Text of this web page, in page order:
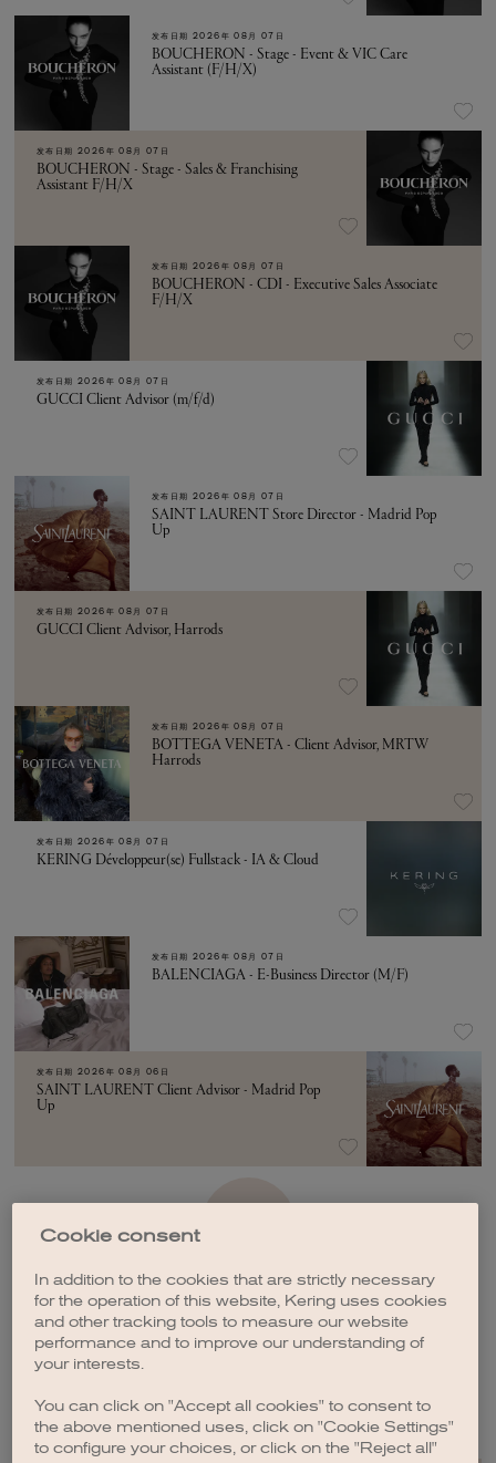
发布日期 2026年 08月 07日
BOUCHERON - Stage - Event & VIC Care
Assistant (F/H/X)
发布日期 2026年 08月 07日
BOUCHERON - Stage - Sales & Franchising
Assistant F/H/X
发布日期 2026年 08月 07日
BOUCHERON - CDI - Executive Sales Associate
F/H/X
发布日期 2026年 08月 07日
GUCCI Client Advisor (m/f/d)
发布日期 2026年 08月 07日
SAINT LAURENT Store Director - Madrid Pop
Up
发布日期 2026年 08月 07日
GUCCI Client Advisor, Harrods
发布日期 2026年 08月 07日
BOTTEGA VENETA - Client Advisor, MRTW
Harrods
发布日期 2026年 08月 07日
KERING Développeur(se) Fullstack - IA & Cloud
发布日期 2026年 08月 07日
BALENCIAGA - E-Business Director (M/F)
发布日期 2026年 08月 06日
SAINT LAURENT Client Advisor - Madrid Pop
Up
Cookie consent
In addition to the cookies that are strictly necessary
for the operation of this website, Kering uses cookies
and other tracking tools to measure our website
performance and to improve our understanding of
your interests.
You can click on "Accept all cookies" to consent to
the above mentioned uses, click on "Cookie Settings"
to configure your choices, or click on the "Reject all"